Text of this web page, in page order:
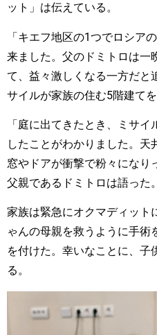
ット」は伝えている。
「キエフ地区の1つでロシア
来ました。父のドミトロは一
て、益々激しくなる一方だと
サイルが家族の住む5階建てを
「庭に出てきたとき、ミサ
したことがわかりました。
窓やドアが衝撃で粉々にな
父親であるドミトロは語った。
家族は緊急にオクマディット
ゃんの母親を救うように手術
を付けた。幸いなことに、子
る。